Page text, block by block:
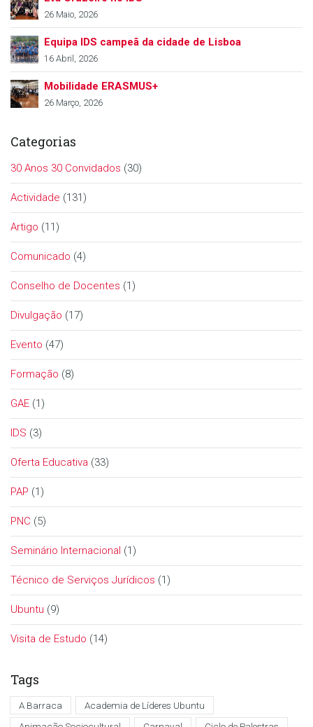
26 Maio, 2026
Equipa IDS campeã da cidade de Lisboa
16 Abril, 2026
Mobilidade ERASMUS+
26 Março, 2026
Categorias
30 Anos 30 Convidados (30)
Actividade (131)
Artigo (11)
Comunicado (4)
Conselho de Docentes (1)
Divulgação (17)
Evento (47)
Formação (8)
GAE (1)
IDS (3)
Oferta Educativa (33)
PAP (1)
PNC (5)
Seminário Internacional (1)
Técnico de Serviços Jurídicos (1)
Ubuntu (9)
Visita de Estudo (14)
Tags
A Barraca
Academia de Líderes Ubuntu